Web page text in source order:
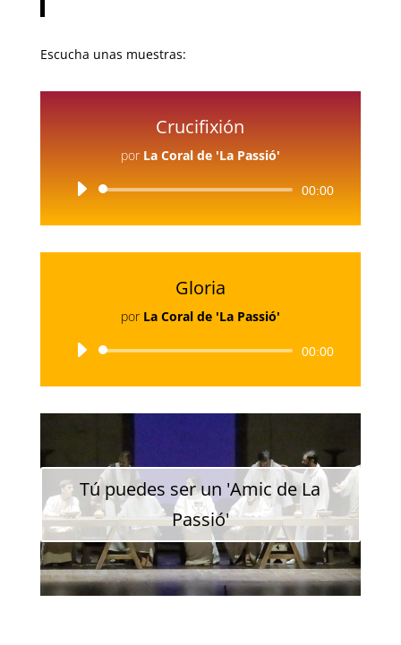
Escucha unas muestras:
Crucifixión
por La Coral de 'La Passió'
Reproductor
00:00
Gloria
por La Coral de 'La Passió'
Reproductor
00:00
Tú puedes ser un 'Amic de La
Passió'